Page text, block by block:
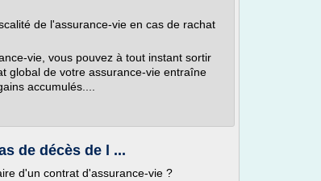
de l'assurance-vie en cas de rachat
vie, vous pouvez à tout instant sortir
global de votre assurance-vie entraîne
accumulés....
de décès de l ...
d'un contrat d'assurance-vie ?